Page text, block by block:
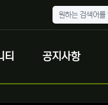
티 공지사항